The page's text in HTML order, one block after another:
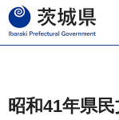
茨城県
昭和41年県